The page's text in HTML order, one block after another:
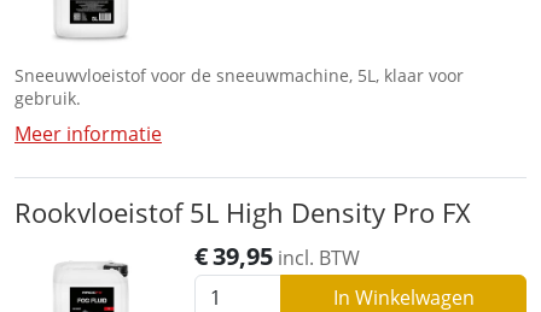
Sneeuwvloeistof voor de sneeuwmachine, 5L, klaar voor
gebruik.
Meer informatie
Rookvloeistof 5L High Density Pro FX
€39,95 incl. BTW
In Winkelwagen